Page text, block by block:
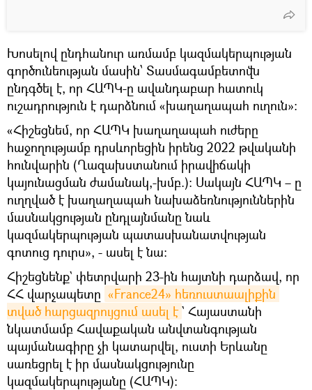
Խոսելով ընդհանուր առմամբ կազմակերպության
գործունեության մասին՝ Տասմագամբետովն
ընդգծել է, որ ՀԱՊԿ-ը ավանդաբար հատուկ
ուշադրություն է դարձնում «խաղաղապահ ուղուն»։
«Հիշեցնեմ, որ ՀԱՊԿ խաղաղապահ ուժերը
հաջողությամբ դրսևորեցին իրենց 2022 թվականի
հունվարին (Ղազախստանում իրավիճակի
կայունացման ժամանակ,-խմբ.)։ Սակայն ՀԱՊԿ – ը
ուղղված է խաղաղապահ նախաձեռնություններին
մասնակցության ընդլայնմանը նաև
կազմակերպության պատասխանատվության
գոտուց դուրս», - ասել է նա։
Հիշեցնենք` փետրվարի 23-ին հայտնի դարձավ, որ
ՀՀ վարչապետը «France24» հեռուստաալիքին
տված հարցազրույցում ասել է ` Հայաստանի
նկատմամբ Հավաքական անվտանգության
պայմանագիրը չի կատարվել, ուստի Երևանը
սառեցրել է իր մասնակցությունը
կազմակերպությանը (ՀԱՊԿ):